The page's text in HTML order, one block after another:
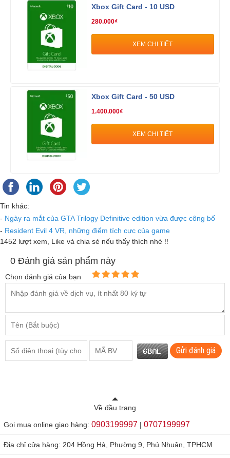
Xbox Gift Card - 10 USD
280.000₫
XEM CHI TIẾT
Xbox Gift Card - 50 USD
1.400.000₫
XEM CHI TIẾT
Tin khác:
- Ngày ra mắt của GTA Trilogy Definitive edition vừa được công bố
- Resident Evil 4 VR, những điểm tích cực của game
1452 lượt xem , Like và chia sẻ nếu thấy thích nhé !!
0 Đánh giá sản phẩm này
Chọn đánh giá của bạn
Gửi đánh giá
Về đầu trang
Gọi mua online giao hàng: 0903199997 | 0707199997
Địa chỉ cửa hàng: 204 Hồng Hà, Phường 9, Phú Nhuận, TPHCM